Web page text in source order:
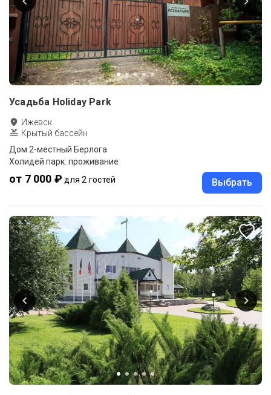
Усадьба Holiday Park
Ижевск
Крытый бассейн
Дом 2-местный Берлога
Холидей парк: проживание
от 7 000 ₽ для 2 гостей Выбрать